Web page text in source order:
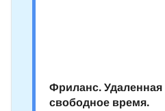
Фриланс. Удаленная
свободное время.